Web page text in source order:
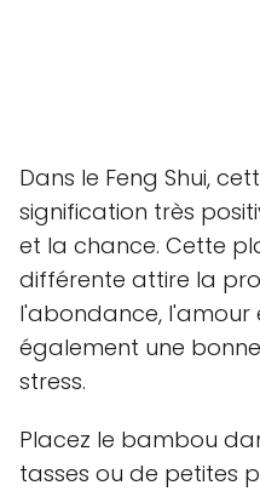
Dans le Feng Shui,
signification très
et la chance. Cette
différente attire la
l'abondance, l'amour
également une
stress.
Placez le bambou
tasses ou de petites